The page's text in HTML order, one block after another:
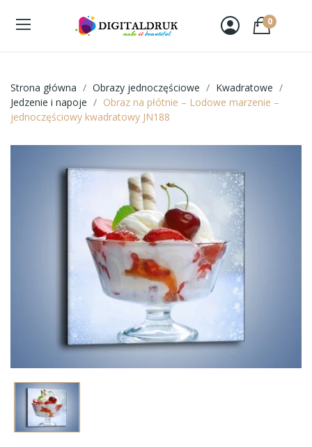
0
Strona główna Obrazy jednoczęściowe
Kwadratowe
Jedzenie i napoje
Obraz na płótnie – Lodowe marzenie –
jednoczęściowy kwadratowy JN188